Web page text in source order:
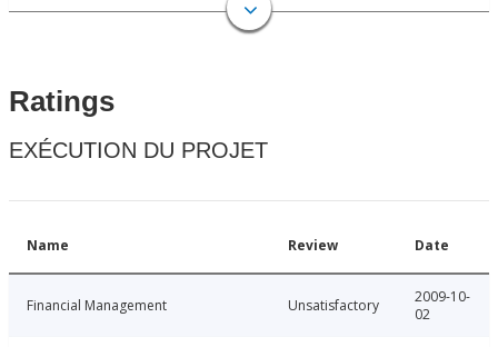
Ratings
EXÉCUTION DU PROJET
Name Review Date
Financial Management Unsatisfactory
2009-10-
02